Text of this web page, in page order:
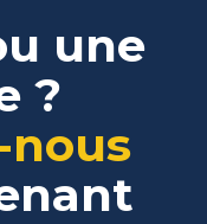
une
?
nous